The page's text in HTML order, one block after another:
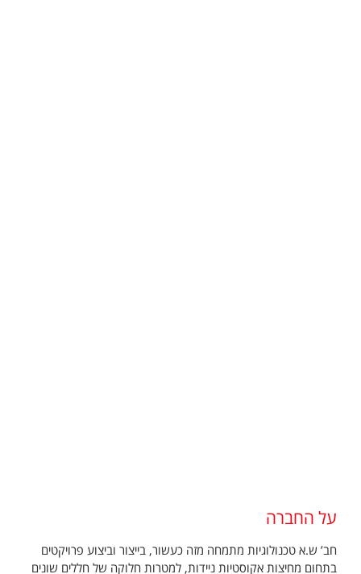
על החברה
חב’ ש.א טכנולוגיות מתמחה מזה כעשור, בייצור וביצוע פרויקטים
בתחום מחיצות אקוסטיות ניידות, למטרות חלוקה של חללים שונים